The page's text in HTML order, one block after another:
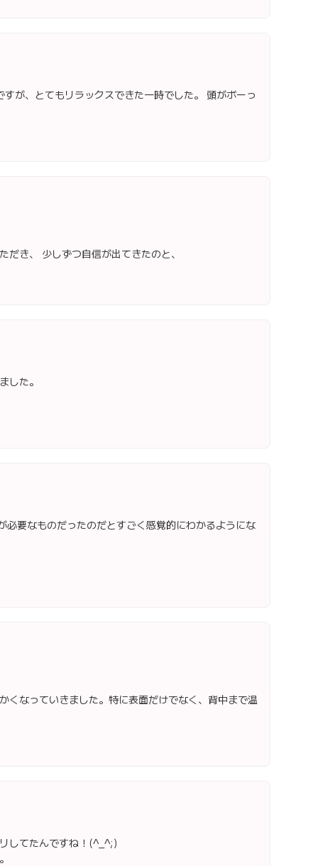
が、とてもリラックスできた一時でした。 頭がボーっ
き、 少しずつ自信が出てきたのと、
した。
要なものだったのだとすごく感覚的にわかるようにな
くなっていきました。特に表面だけでなく、背中まで温
してたんですね！(^_^;)